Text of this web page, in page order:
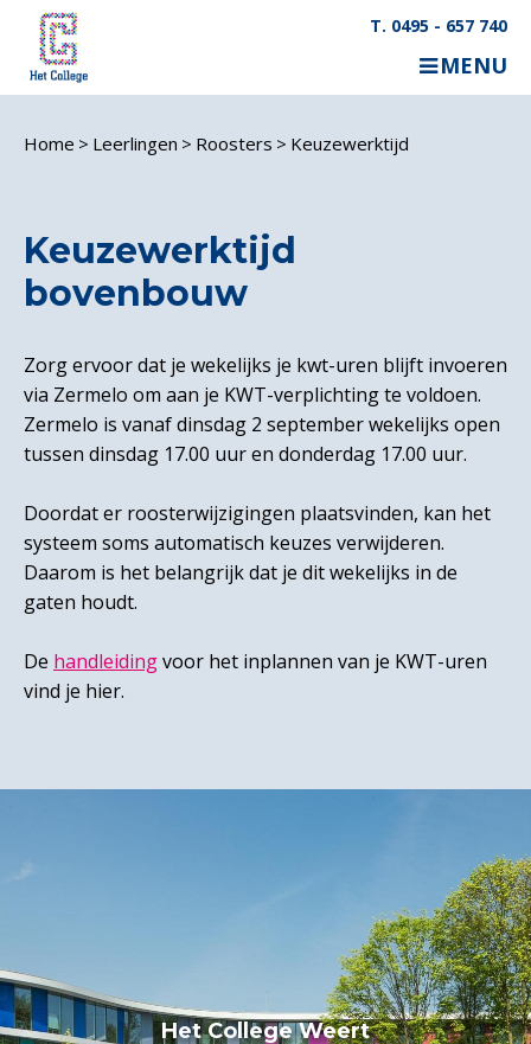
T. 0495 - 657 740
MENU
Home Leerlingen Roosters Keuzewerktijd
Keuzewerktijd
bovenbouw
Zorg ervoor dat je wekelijks je kwt-uren blijft invoeren
via Zermelo om aan je KWT-verplichting te voldoen.
Zermelo is vanaf dinsdag 2 september wekelijks open
tussen dinsdag 17.00 uur en donderdag 17.00 uur.
Doordat er roosterwijzigingen plaatsvinden, kan het
systeem soms automatisch keuzes verwijderen.
Daarom is het belangrijk dat je dit wekelijks in de
gaten houdt.
De handleidingvoor het inplannen van je KWT-uren
vind je hier.
Het College Weert